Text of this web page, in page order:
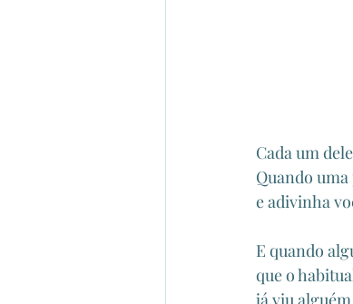
Cada um
Quando
e adivinha
E quando
que o